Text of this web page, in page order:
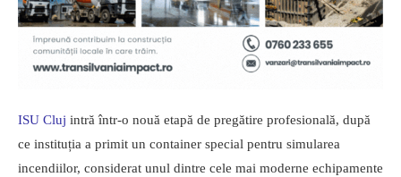
ISU Cluj intră într-o nouă etapă de pregătire profesională, după
ce instituția a primit un container special pentru simularea
incendiilor, considerat unul dintre cele mai moderne echipamente